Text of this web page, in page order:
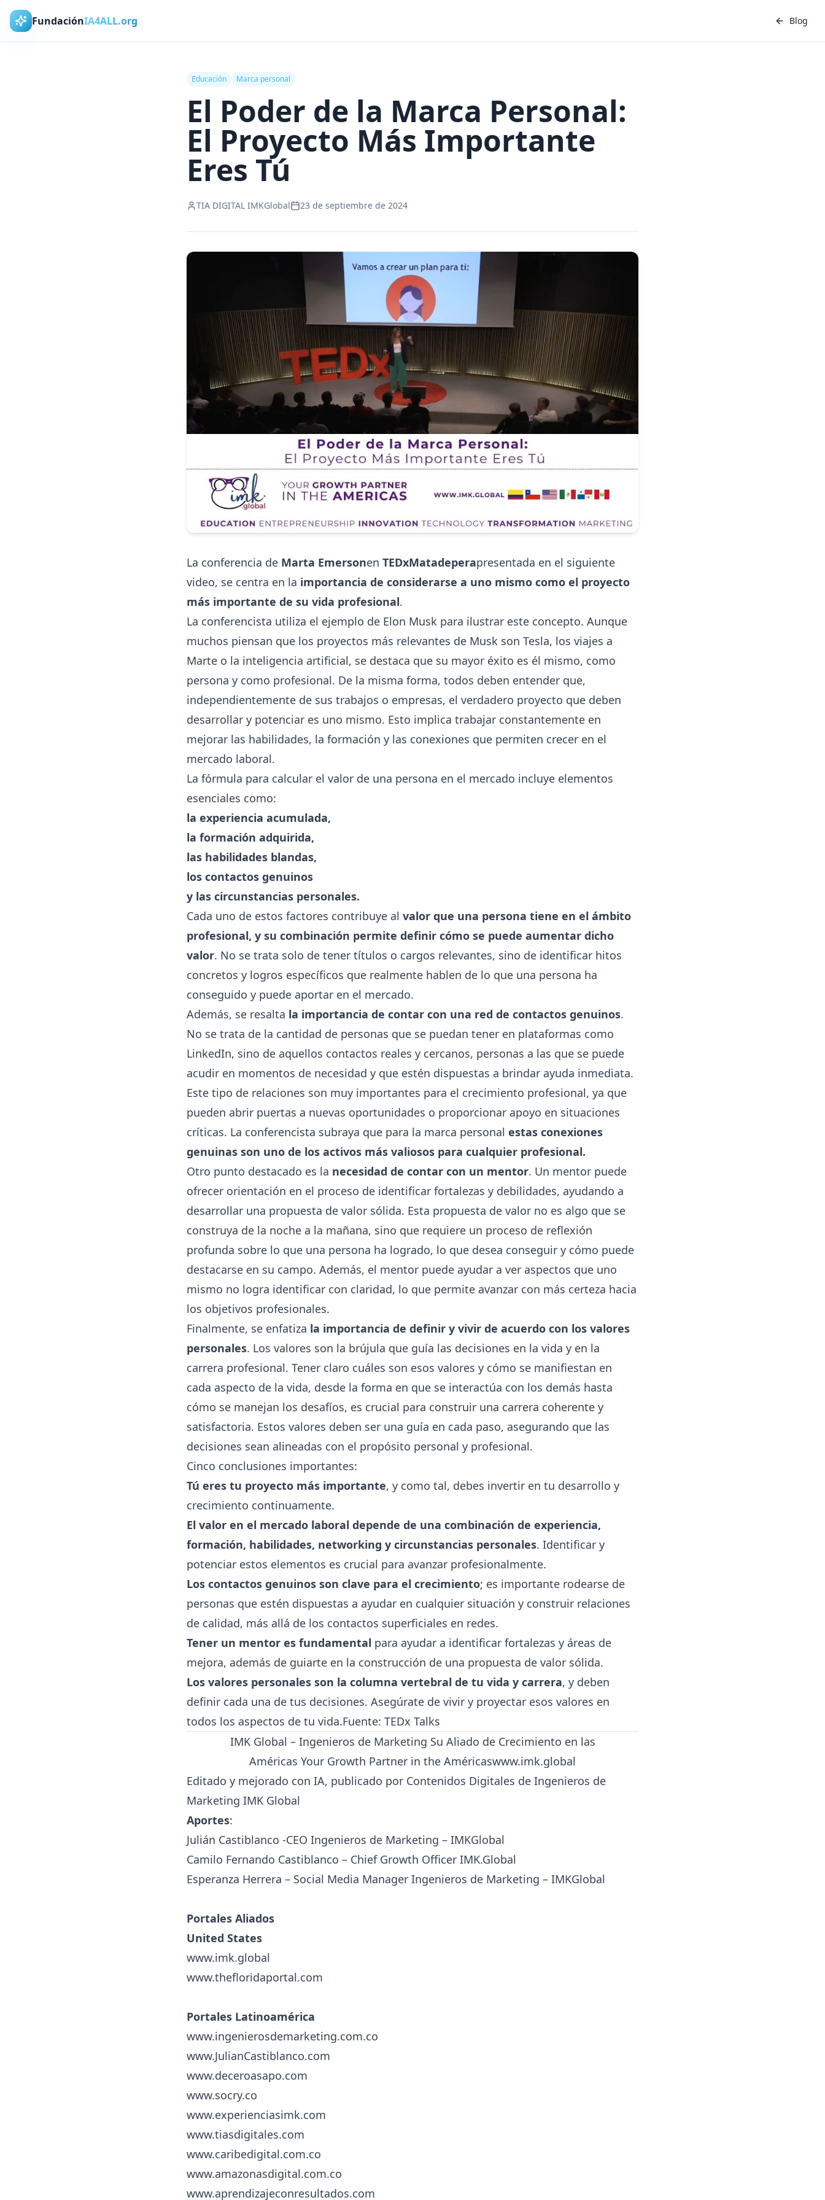
FundaciónIA4ALL.org Blog
Educación Marca personal
El Poder de la Marca Personal:
El Proyecto Más Importante
Eres Tú
TIA DIGITAL IMKGlobal 23 de septiembre de 2024
La conferencia de Marta Emersonen TEDxMatadeperapresentada en el siguiente
video, se centra en la importancia de considerarse a uno mismo como el proyecto
más importante de su vida profesional.
La conferencista utiliza el ejemplo de Elon Musk para ilustrar este concepto. Aunque
muchos piensan que los proyectos más relevantes de Musk son Tesla, los viajes a
Marte o la inteligencia artificial, se destaca que su mayor éxito es él mismo, como
persona y como profesional. De la misma forma, todos deben entender que,
independientemente de sus trabajos o empresas, el verdadero proyecto que deben
desarrollar y potenciar es uno mismo. Esto implica trabajar constantemente en
mejorar las habilidades, la formación y las conexiones que permiten crecer en el
mercado laboral.
La fórmula para calcular el valor de una persona en el mercado incluye elementos
esenciales como:
la experiencia acumulada,
la formación adquirida,
las habilidades blandas,
los contactos genuinos
y las circunstancias personales.
Cada uno de estos factores contribuye al valor que una persona tiene en el ámbito
profesional, y su combinación permite definir cómo se puede aumentar dicho
valor. No se trata solo de tener títulos o cargos relevantes, sino de identificar hitos
concretos y logros específicos que realmente hablen de lo que una persona ha
conseguido y puede aportar en el mercado.
Además, se resalta la importancia de contar con una red de contactos genuinos.
No se trata de la cantidad de personas que se puedan tener en plataformas como
LinkedIn, sino de aquellos contactos reales y cercanos, personas a las que se puede
acudir en momentos de necesidad y que estén dispuestas a brindar ayuda inmediata.
Este tipo de relaciones son muy importantes para el crecimiento profesional, ya que
pueden abrir puertas a nuevas oportunidades o proporcionar apoyo en situaciones
críticas. La conferencista subraya que para la marca personal estas conexiones
genuinas son uno de los activos más valiosos para cualquier profesional.
Otro punto destacado es la necesidad de contar con un mentor. Un mentor puede
ofrecer orientación en el proceso de identificar fortalezas y debilidades, ayudando a
desarrollar una propuesta de valor sólida. Esta propuesta de valor no es algo que se
construya de la noche a la mañana, sino que requiere un proceso de reflexión
profunda sobre lo que una persona ha logrado, lo que desea conseguir y cómo puede
destacarse en su campo. Además, el mentor puede ayudar a ver aspectos que uno
mismo no logra identificar con claridad, lo que permite avanzar con más certeza hacia
los objetivos profesionales.
Finalmente, se enfatiza la importancia de definir y vivir de acuerdo con los valores
personales. Los valores son la brújula que guía las decisiones en la vida y en la
carrera profesional. Tener claro cuáles son esos valores y cómo se manifiestan en
cada aspecto de la vida, desde la forma en que se interactúa con los demás hasta
cómo se manejan los desafíos, es crucial para construir una carrera coherente y
satisfactoria. Estos valores deben ser una guía en cada paso, asegurando que las
decisiones sean alineadas con el propósito personal y profesional.
Cinco conclusiones importantes:
Tú eres tu proyecto más importante, y como tal, debes invertir en tu desarrollo y
crecimiento continuamente.
El valor en el mercado laboral depende de una combinación de experiencia,
formación, habilidades, networking y circunstancias personales. Identificar y
potenciar estos elementos es crucial para avanzar profesionalmente.
Los contactos genuinos son clave para el crecimiento; es importante rodearse de
personas que estén dispuestas a ayudar en cualquier situación y construir relaciones
de calidad, más allá de los contactos superficiales en redes.
Tener un mentor es fundamental para ayudar a identificar fortalezas y áreas de
mejora, además de guiarte en la construcción de una propuesta de valor sólida.
Los valores personales son la columna vertebral de tu vida y carrera, y deben
definir cada una de tus decisiones. Asegúrate de vivir y proyectar esos valores en
todos los aspectos de tu vida.Fuente: TEDx Talks
IMK Global – Ingenieros de Marketing Su Aliado de Crecimiento en las
Américas Your Growth Partner in the Américaswww.imk.global
Editado y mejorado con IA, publicado por Contenidos Digitales de Ingenieros de
Marketing IMK Global
Aportes:
Julián Castiblanco -CEO Ingenieros de Marketing – IMKGlobal
Camilo Fernando Castiblanco – Chief Growth Officer IMK.Global
Esperanza Herrera – Social Media Manager Ingenieros de Marketing – IMKGlobal
Portales Aliados
United States
www.imk.global
www.thefloridaportal.com
Portales Latinoamérica
www.ingenierosdemarketing.com.co
www.JulianCastiblanco.com
www.deceroasapo.com
www.socry.co
www.experienciasimk.com
www.tiasdigitales.com
www.caribedigital.com.co
www.amazonasdigital.com.co
www.aprendizajeconresultados.com